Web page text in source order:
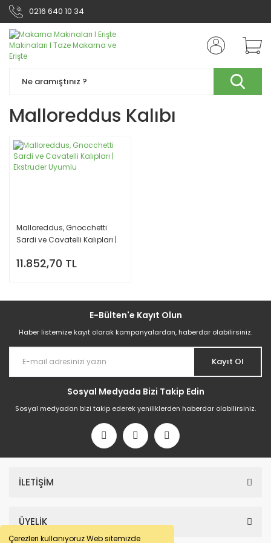
Çerezleri kullanıyoruz Web sitemizde
0216 640 10 34
Malloreddus Kalıbı
Malloreddus, Gnocchetti
Sardi ve Cavatelli Kalıpları |
11.852,70 TL
E-Bülten'e Kayıt Olun
Haber listemize kayıt olarak kampanyalardan, haberdar olabilirsiniz.
Kayıt Ol
Sosyal Medyada Bizi Takip Edin
Sosyal medyadan bizi takip ederek yeniliklerden haberdar olabilirsiniz.
İLETİŞİM
ÜYELİK